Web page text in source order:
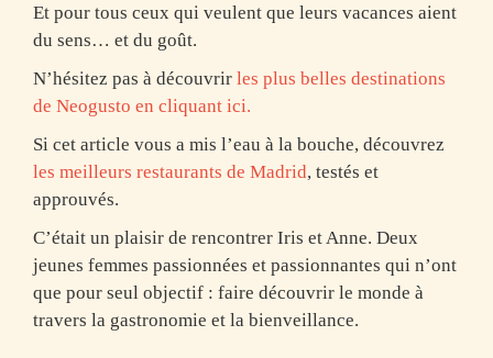
Et pour tous ceux qui veulent que leurs vacances aient
du sens… et du goût.
N’hésitez pas à découvrir les plus belles destinations
de Neogusto en cliquant ici.
Si cet article vous a mis l’eau à la bouche, découvrez
les meilleurs restaurants de Madrid, testés et
approuvés.
C’était un plaisir de rencontrer Iris et Anne. Deux
jeunes femmes passionnées et passionnantes qui n’ont
que pour seul objectif : faire découvrir le monde à
travers la gastronomie et la bienveillance.